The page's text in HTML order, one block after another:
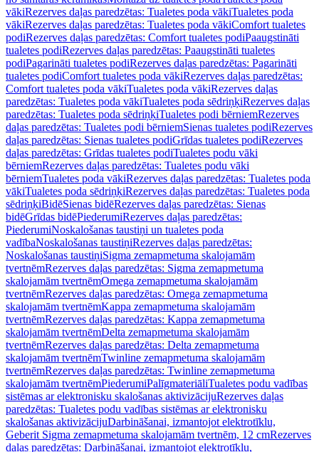
vākiRezerves daļas paredzētas: Tualetes poda vākiTualetes poda
vākiRezerves daļas paredzētas: Tualetes poda vākiComfort tualetes
podiRezerves daļas paredzētas: Comfort tualetes podiPaaugstināti
tualetes podiRezerves daļas paredzētas: Paaugstināti tualetes
podiPagarināti tualetes podiRezerves daļas paredzētas: Pagarināti
tualetes podiComfort tualetes poda vākiRezerves daļas paredzētas:
Comfort tualetes poda vākiTualetes poda vākiRezerves daļas
paredzētas: Tualetes poda vākiTualetes poda sēdriņķiRezerves daļas
paredzētas: Tualetes poda sēdriņķiTualetes podi bērniemRezerves
daļas paredzētas: Tualetes podi bērniemSienas tualetes podiRezerves
daļas paredzētas: Sienas tualetes podiGrīdas tualetes podiRezerves
daļas paredzētas: Grīdas tualetes podiTualetes podu vāki
bērniemRezerves daļas paredzētas: Tualetes podu vāki
bērniemTualetes poda vākiRezerves daļas paredzētas: Tualetes poda
vākiTualetes poda sēdriņķiRezerves daļas paredzētas: Tualetes poda
sēdriņķiBidēSienas bidēRezerves daļas paredzētas: Sienas
bidēGrīdas bidēPiederumiRezerves daļas paredzētas:
PiederumiNoskalošanas taustiņi un tualetes poda
vadībaNoskalošanas taustiņiRezerves daļas paredzētas:
Noskalošanas taustiņiSigma zemapmetuma skalojamām
tvertnēmRezerves daļas paredzētas: Sigma zemapmetuma
skalojamām tvertnēmOmega zemapmetuma skalojamām
tvertnēmRezerves daļas paredzētas: Omega zemapmetuma
skalojamām tvertnēmKappa zemapmetuma skalojamām
tvertnēmRezerves daļas paredzētas: Kappa zemapmetuma
skalojamām tvertnēmDelta zemapmetuma skalojamām
tvertnēmRezerves daļas paredzētas: Delta zemapmetuma
skalojamām tvertnēmTwinline zemapmetuma skalojamām
tvertnēmRezerves daļas paredzētas: Twinline zemapmetuma
skalojamām tvertnēmPiederumiPalīgmateriāliTualetes podu vadības
sistēmas ar elektronisku skalošanas aktivizācijuRezerves daļas
paredzētas: Tualetes podu vadības sistēmas ar elektronisku
skalošanas aktivizācijuDarbināšanai, izmantojot elektrotīklu,
Geberit Sigma zemapmetuma skalojamām tvertnēm, 12 cmRezerves
daļas paredzētas: Darbināšanai, izmantojot elektrotīklu,